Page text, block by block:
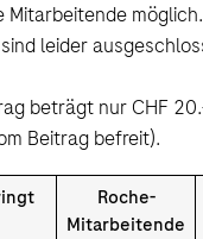
Mitarbeitende
leider
beträgt nur CHF
Beitrag befreit).
Roche-
Mitarbeitende